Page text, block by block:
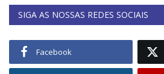
SIGA AS NOSSAS REDES SOCIAIS
Facebook